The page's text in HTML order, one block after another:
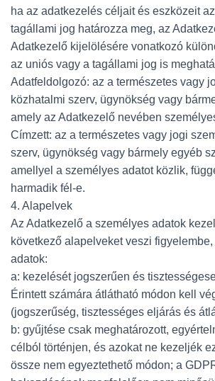
ha az adatkezelés céljait és eszközeit
tagállami jog határozza meg, az
Adatkezelő kijelölésére vonatkozó
az uniós vagy a tagállami jog is
Adatfeldolgozó: az a természetes vagy
közhatalmi szerv, ügynökség vagy
amely az Adatkezelő nevében
Címzett: az a természetes vagy jogi
szerv, ügynökség vagy bármely egyéb
amellyel a személyes adatot közlik,
harmadik fél-e.
4. Alapelvek
Az Adatkezelő a személyes adatok
következő alapelveket veszi
adatok:
a: kezelését jogszerűen és
Érintett számára átlátható módon kell
(jogszerűség, tisztességes eljárás és
b: gyűjtése csak meghatározott,
célból történjen, és azokat ne kezeljék
össze nem egyeztethető módon; a